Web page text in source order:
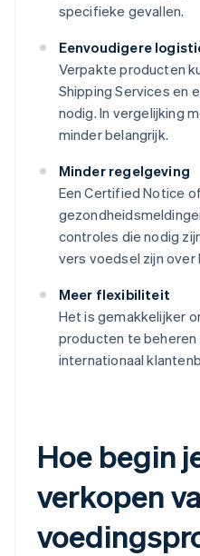
specifieke gevallen.
Eenvoudigere
Verpakte producten
Shipping Services en
nodig. In vergelijking
minder belangrijk.
Minder regelgeving
Een Certified Notice
controles die nodig
vers voedsel zijn
Meer flexibiliteit
Het is gemakkelijker
producten te
internationaal
Hoe begin
verkopen